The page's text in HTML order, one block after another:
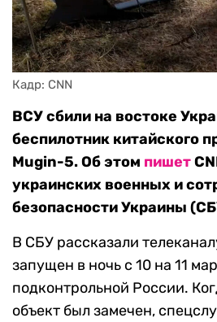
Кадр: CNN
ВСУ сбили на востоке
беспилотник китайского
Mugin-5. Об этом пишет
украинских военных и
безопасности Украины
В СБУ рассказали
запущен в ночь с 10 на 11
подконтрольной России.
объект был замечен,